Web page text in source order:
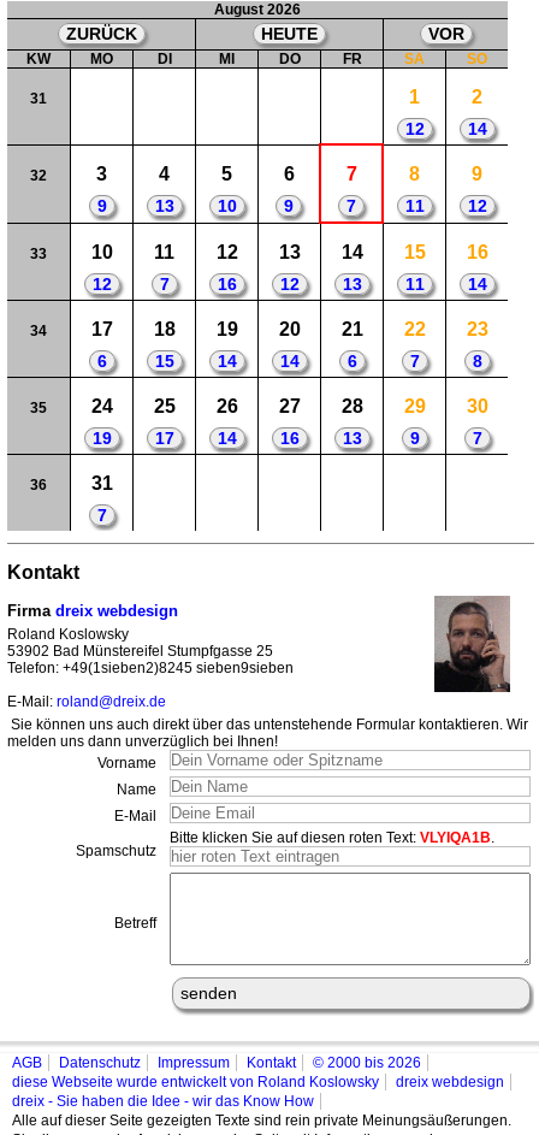
August 2026
ZURÜCK HEUTE VOR
KW MO DI MI DO FR SA SO
31 1
12
2
14
32 3
9
4
13
5
10
6
9
7
7
8
11
9
12
33 10
12
11
7
12
16
13
12
14
13
15
11
16
14
34 17
6
18
15
19
14
20
14
21
6
22
7
23
8
35 24
19
25
17
26
14
27
16
28
13
29
9
30
7
36 31
7
Kontakt
Firma dreix webdesign
Roland Koslowsky
53902 Bad Münstereifel Stumpfgasse 25
Telefon: +49(1sieben2)8245 sieben9sieben
E-Mail: roland@dreix.de
Sie können uns auch direkt über das untenstehende Formular kontaktieren. Wir
melden uns dann unverzüglich bei Ihnen!
Vorname
Name
E-Mail
Spamschutz
Bitte klicken Sie auf diesen roten Text: VLYIQA1B.
Betreff
AGB Datenschutz Impressum Kontakt
© 2000 bis 2026
diese Webseite wurde entwickelt von Roland Koslowsky
dreix webdesign
dreix - Sie haben die Idee - wir das Know How
Alle auf dieser Seite gezeigten Texte sind rein private Meinungsäußerungen.